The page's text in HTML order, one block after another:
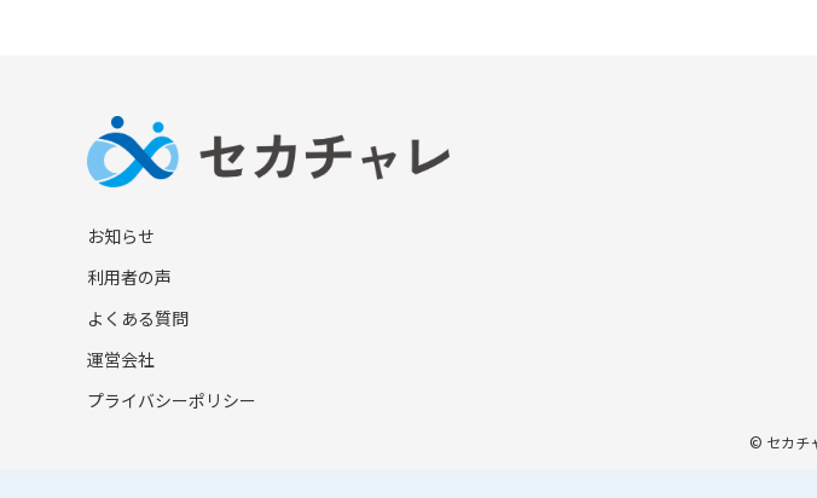
お知らせ
利用者の声
よくある質問
運営会社
プライバシーポリシー
© セカチ